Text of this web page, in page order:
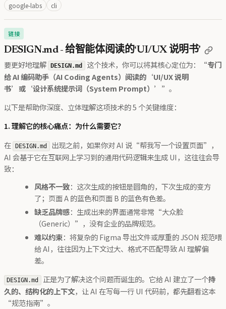
google-labs
cli
链接
DESIGN.md - 给智能体阅读的‘UI/UX 说明书’
要更好地理解 DESIGN.md 这个技术，你可以将其核心定位为：
“专门
给 AI 编码助手（AI Coding Agents）阅读的‘UI/UX 说明
书’或‘设计系统提示词（System Prompt）’” 。
以下是帮助你深度、立体理解这项技术的 5 个关键维度：
1. 理解它的核心痛点：为什么需要它？
在 DESIGN.md 出现之前，如果你对 AI 说“帮我写一个设置页面”，
AI 会基于它在互联网上学习到的通用代码逻辑来生成 UI，这往往会导
致：
风格不一致：这次生成的按钮是圆角的，下次生成的变方
了；页面 A 的蓝色和页面 B 的蓝色有色差。
缺乏品牌感：生成出来的界面通常非常“大众脸
（Generic）”，没有企业的品牌规范。
难以约束：将复杂的 Figma 导出文件或厚重的 JSON 规范喂
给 AI，往往因为上下文过大、格式不匹配导致 AI 理解偏
差。
DESIGN.md 正是为了解决这个问题而诞生的。它给 AI 建立了一个持
久的、结构化的上下文，让 AI 在写每一行 UI 代码前，都先翻看这本
“规范指南”。